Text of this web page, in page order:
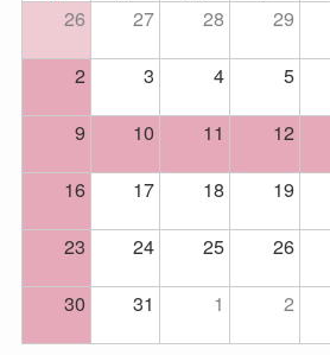
26 27 28 29
2
3 4 5
9 10 11 12
16
17 18 19
23
24 25 26
30
31 1 2